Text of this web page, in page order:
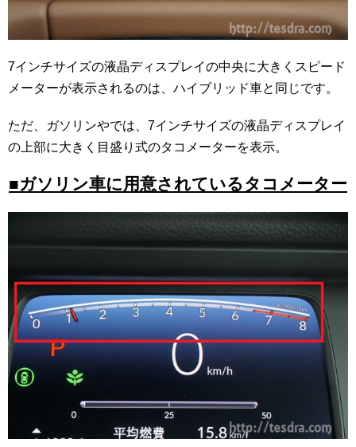
7インチサイズの液晶ディスプレイの中央に大きくスピード
メーターが表示されるのは、ハイブリッド車と同じです。
ただ、ガソリンやでは、7インチサイズの液晶ディスプレイ
の上部に大きく目盛り式のタコメーターを表示。
■ガソリン車に用意されているタコメーター